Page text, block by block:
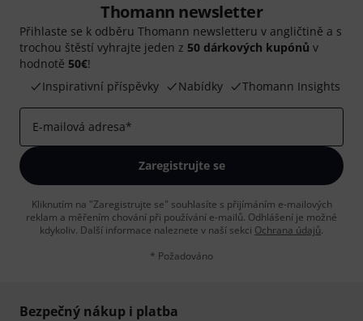
Thomann newsletter
Přihlaste se k odběru Thomann newsletteru v angličtině a s
trochou štěstí vyhrajte jeden z 50 dárkových kupónů v
hodnotě 50€!
Inspirativní příspěvky
Nabídky Thomann Insights
E-mailová adresa*
Zaregistrujte se
Kliknutím na "Zaregistrujte se" souhlasíte s přijímáním e-mailových
reklam a měřením chování při používání e-mailů. Odhlášení je možné
kdykoliv. Další informace naleznete v naší sekci Ochrana údajů.
* Požadováno
Bezpečný nákup i platba